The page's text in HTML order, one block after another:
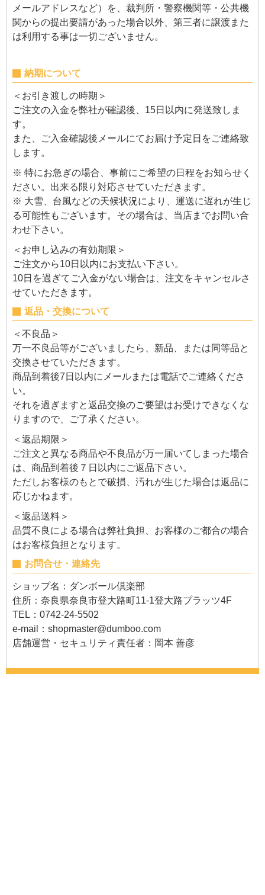
メールアドレスなど）を、裁判所・警察機関等・公共機
関からの提出要請があった場合以外、第三者に譲渡また
は利用する事は一切ございません。
納期について
＜お引き渡しの時期＞
ご注文の入金を弊社が確認後、15日以内に発送致しま
す。
また、ご入金確認後メールにてお届け予定日をご連絡致
します。
※ 特にお急ぎの場合、事前にご希望の日程をお知らせく
ださい。出来る限り対応させていただきます。
※ 大雪、台風などの天候状況により、運送に遅れが生じ
る可能性もございます。その場合は、当店までお問い合
わせ下さい。
＜お申し込みの有効期限＞
ご注文から10日以内にお支払い下さい。
10日を過ぎてご入金がない場合は、注文をキャンセルさ
せていただきます。
返品・交換について
＜不良品＞
万一不良品等がございましたら、新品、または同等品と
交換させていただきます。
商品到着後7日以内にメールまたは電話でご連絡くださ
い。
それを過ぎますと返品交換のご要望はお受けできなくな
りますので、ご了承ください。
＜返品期限＞
ご注文と異なる商品や不良品が万一届いてしまった場合
は、商品到着後７日以内にご返品下さい。
ただしお客様のもとで破損、汚れが生じた場合は返品に
応じかねます。
＜返品送料＞
品質不良による場合は弊社負担、お客様のご都合の場合
はお客様負担となります。
お問合せ・連絡先
ショップ名：ダンボール倶楽部
住所：奈良県奈良市登大路町11-1登大路プラッツ4F
TEL：0742-24-5502
e-mail： shopmaster@dumboo.com
店舗運営・セキュリティ責任者：岡本 善彦